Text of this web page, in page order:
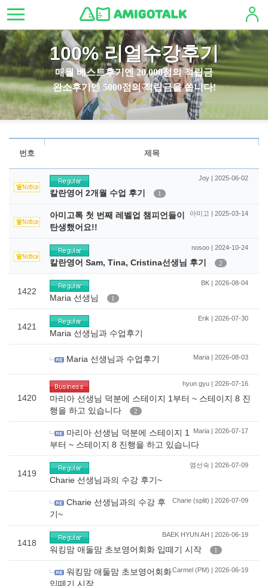
100% 리얼수강후기
매월 베스트후기엔 20,000점의 적립금
완소후기엔 5000점의 적립금을 쏩니다!
번호 제목
Joy | 2025-06-02
칼란영어 2개월 수업 후기 1
아미고 | 2025-03-14
아미고톡 첫 번째 레벨업 챔피언들이
탄생했어요!!
nosoo | 2024-10-24
칼란영어 Sam, Tina, Cristina선생님 후기 2
1422
BK | 2026-08-04
Maria 선생님 1
1421
Erik | 2026-07-30
Maria 선생님과 수업후기
Maria | 2026-08-03
Maria 선생님과 수업후기
1420
hyun gyu | 2026-07-16
마리아 선생님 덕분에 스테이지 1부터 ~ 스테이지 8 진
행을 하고 있습니다
2
Maria | 2026-07-17
마리아 선생님 덕분에 스테이지 1
부터 ~ 스테이지 8 진행을 하고 있습니다
1419
염선숙 | 2026-07-09
Charie 선생님과의 수강 후기~
Charie (split) | 2026-07-09
Charie 선생님과의 수강 후
기~
1418
BAEK HYUN AH | 2026-06-19
워킹맘 애둘맘 초보영어회화 입떼기 시작 1
Carmel (PM) | 2026-06-19
워킹맘 애둘맘 초보영어회화
입떼기 시작